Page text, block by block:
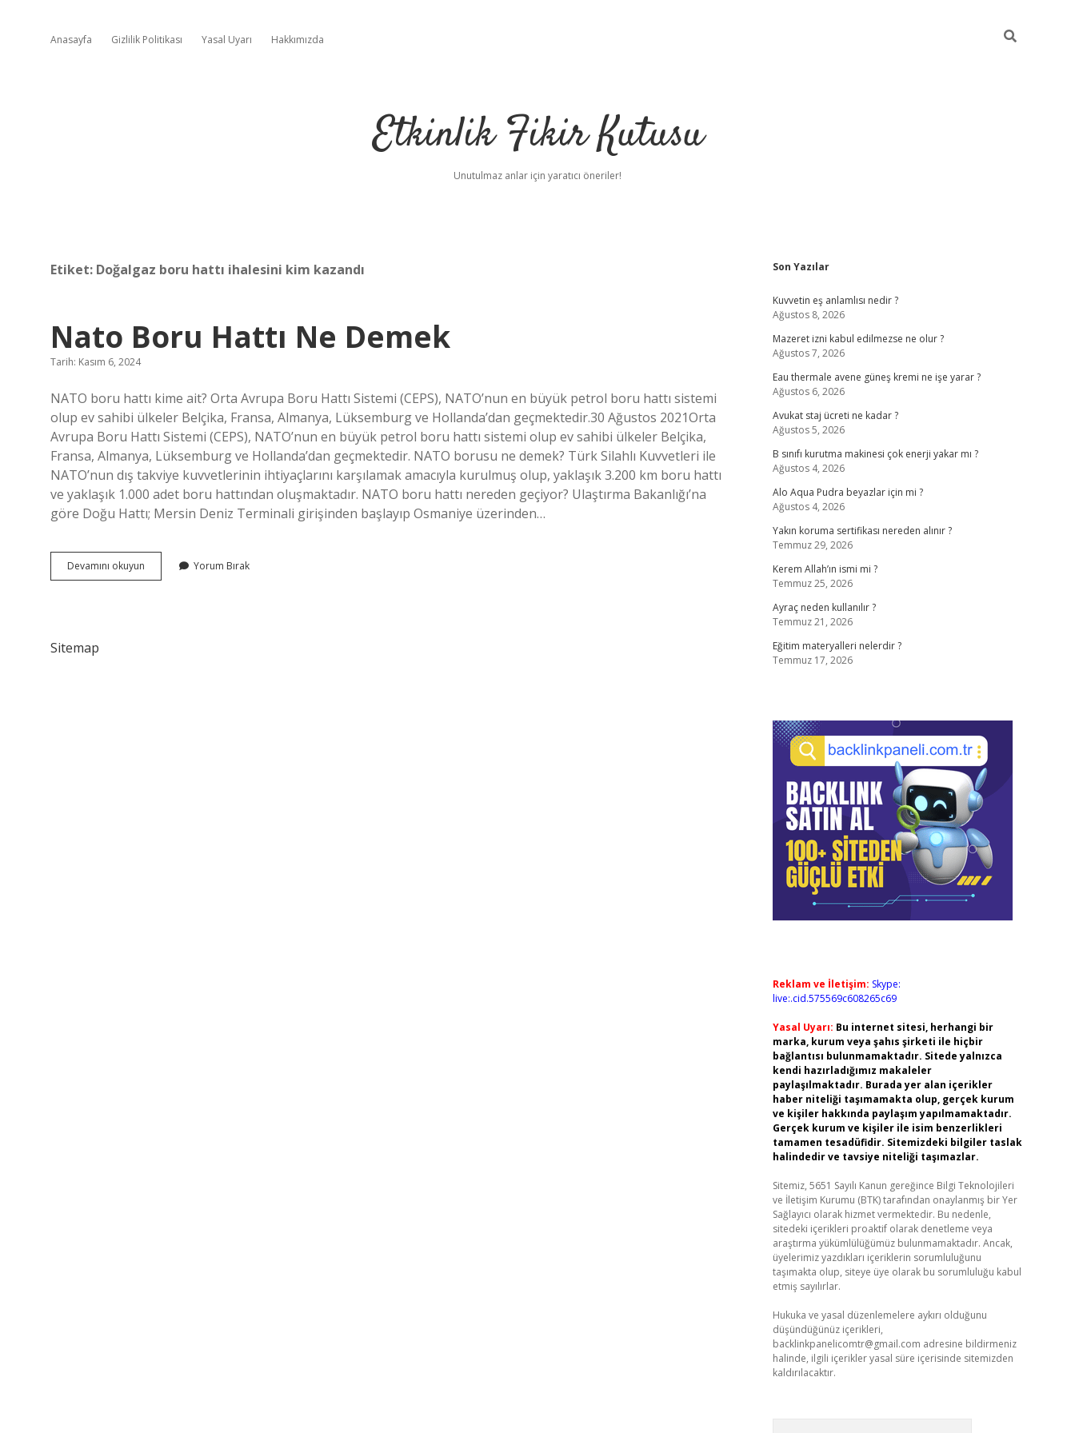
Anasayfa Gizlilik Politikası Yasal Uyarı Hakkımızda
Etkinlik Fikir Kutusu
Unutulmaz anlar için yaratıcı öneriler!
Etiket: Doğalgaz boru hattı ihalesini kim kazandı
Nato Boru Hattı Ne Demek
Tarih: Kasım 6, 2024
NATO boru hattı kime ait? Orta Avrupa Boru Hattı Sistemi (CEPS), NATO’nun en büyük petrol boru hattı sistemi
olup ev sahibi ülkeler Belçika, Fransa, Almanya, Lüksemburg ve Hollanda’dan geçmektedir.30 Ağustos 2021Orta
Avrupa Boru Hattı Sistemi (CEPS), NATO’nun en büyük petrol boru hattı sistemi olup ev sahibi ülkeler Belçika,
Fransa, Almanya, Lüksemburg ve Hollanda’dan geçmektedir. NATO borusu ne demek? Türk Silahlı Kuvvetleri ile
NATO’nun dış takviye kuvvetlerinin ihtiyaçlarını karşılamak amacıyla kurulmuş olup, yaklaşık 3.200 km boru hattı
ve yaklaşık 1.000 adet boru hattından oluşmaktadır. NATO boru hattı nereden geçiyor? Ulaştırma Bakanlığı’na
göre Doğu Hattı; Mersin Deniz Terminali girişinden başlayıp Osmaniye üzerinden…
Devamını okuyun
Boru
Yorum Bırak
Sitemap
Sidebar
Son Yazılar
Kuvvetin eş anlamlısı nedir ?
Ağustos 8, 2026
Mazeret izni kabul edilmezse ne olur ?
Ağustos 7, 2026
Eau thermale avene güneş kremi ne işe yarar ?
Ağustos 6, 2026
Avukat staj ücreti ne kadar ?
Ağustos 5, 2026
B sınıfı kurutma makinesi çok enerji yakar mı ?
Ağustos 4, 2026
Alo Aqua Pudra beyazlar için mi ?
Ağustos 4, 2026
Yakın koruma sertifikası nereden alınır ?
Temmuz 29, 2026
Kerem Allah’ın ismi mi ?
Temmuz 25, 2026
Ayraç neden kullanılır ?
Temmuz 21, 2026
Eğitim materyalleri nelerdir ?
Temmuz 17, 2026
Reklam ve İletişim: Skype:
live:.cid.575569c608265c69
Yasal Uyarı: Bu internet sitesi, herhangi bir
marka, kurum veya şahıs şirketi ile hiçbir
bağlantısı bulunmamaktadır. Sitede yalnızca
kendi hazırladığımız makaleler
paylaşılmaktadır. Burada yer alan içerikler
haber niteliği taşımamakta olup, gerçek kurum
ve kişiler hakkında paylaşım yapılmamaktadır.
Gerçek kurum ve kişiler ile isim benzerlikleri
tamamen tesadüfidir. Sitemizdeki bilgiler taslak
halindedir ve tavsiye niteliği taşımazlar.
Sitemiz, 5651 Sayılı Kanun gereğince Bilgi Teknolojileri
ve İletişim Kurumu (BTK) tarafından onaylanmış bir Yer
Sağlayıcı olarak hizmet vermektedir. Bu nedenle,
sitedeki içerikleri proaktif olarak denetleme veya
araştırma yükümlülüğümüz bulunmamaktadır. Ancak,
üyelerimiz yazdıkları içeriklerin sorumluluğunu
taşımakta olup, siteye üye olarak bu sorumluluğu kabul
etmiş sayılırlar.
Hukuka ve yasal düzenlemelere aykırı olduğunu
düşündüğünüz içerikleri,
backlinkpanelicomtr@gmail.com adresine bildirmeniz
halinde, ilgili içerikler yasal süre içerisinde sitemizden
kaldırılacaktır.